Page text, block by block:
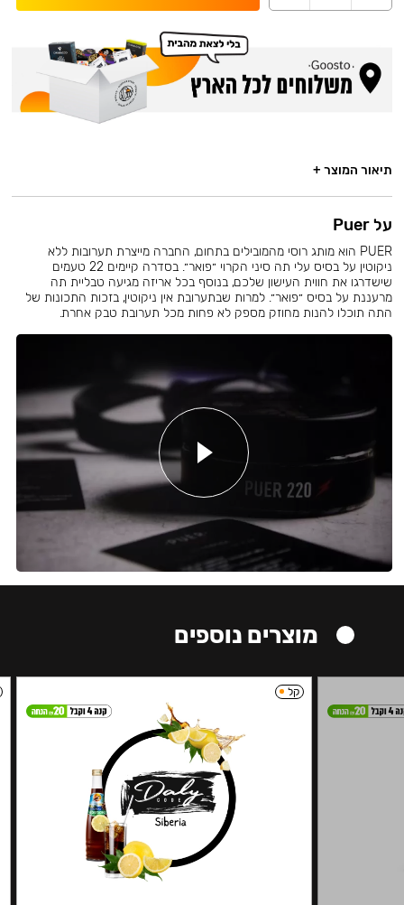
תיאור המוצר +
על Puer
PUER הוא מותג רוסי מהמובילים בתחום, החברה מייצרת תערובות ללא
ניקוטין על בסיס עלי תה סיני הקרוי ״פואר״. בסדרה קיימים 22 טעמים
שישדרגו את חווית העישון שלכם, בנוסף בכל אריזה מגיעה טבליית תה
מרעננת על בסיס ״פואר״. למרות שבתערובת אין ניקוטין, בזכות התכונות של
התה תוכלו להנות מחוזק מספק לא פחות מכל תערובת טבק אחרת.
מוצרים נוספים
קל